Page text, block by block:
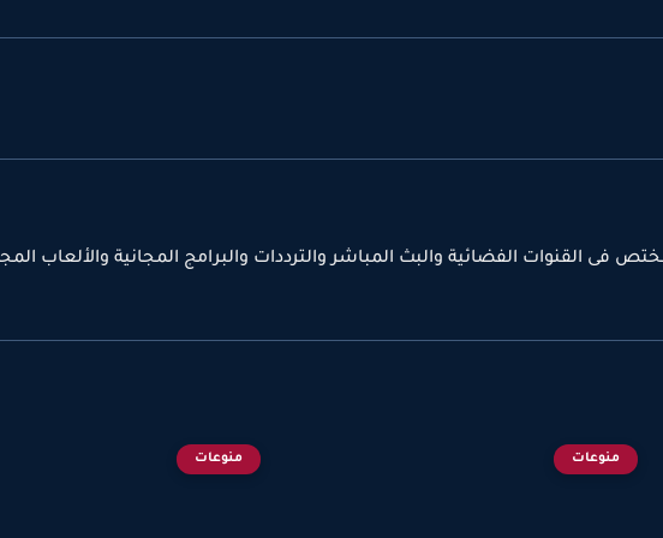
فى القنوات الفضائية والبث المباشر والترددات والبرامج المجانية والألعاب
منوعات منوعات